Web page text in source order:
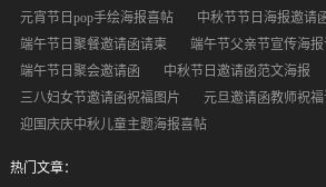
元宵节日pop手绘海报喜帖
中秋节节日海报邀请
端午节日聚餐邀请函请柬
端午节父亲节宣传海
端午节日聚会邀请函
中秋节日邀请函范文海报
三八妇女节邀请函祝福图片
元旦邀请函教师祝
迎国庆庆中秋儿童主题海报喜帖
热门文章：